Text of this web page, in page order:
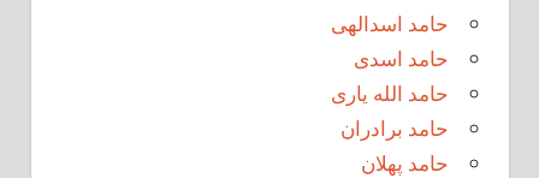
حامد اسدالهی
حامد اسدی
حامد الله یاری
حامد برادران
حامد پهلان